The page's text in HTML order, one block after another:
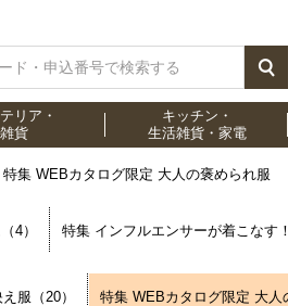
リア・
雑貨
キッチン・
生活雑貨・家電
特集 WEBカタログ限定 大人の褒められ服
4） 特集 インフルエンサーが着こなす
服（20） 特集 WEBカタログ限定 大人